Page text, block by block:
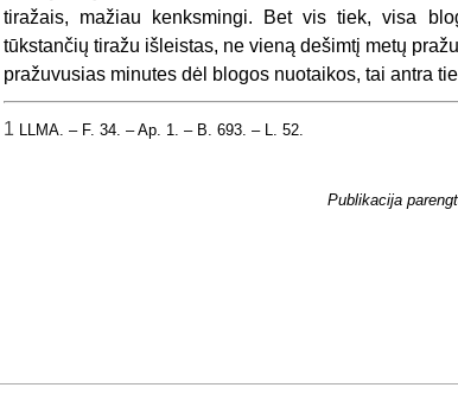
tiražais, mažiau kenksmingi. Bet vis tiek, visa
tūkstančių tiražu išleistas, ne vieną dešimtį metų
pražuvusias minutes dėl blogos nuotaikos, tai antra
1 LLMA. – F. 34. – Ap. 1. – B. 693. – L. 52.
Publikacija